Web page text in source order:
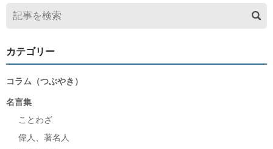
カテゴリー
コラム（つぶやき）
名言集
ことわざ
偉人、著名人